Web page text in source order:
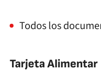
Todos los
Tarjeta Alimentar